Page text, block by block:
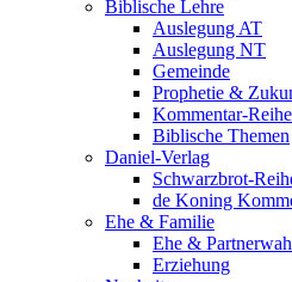
Biblische Lehre
Auslegung AT
Auslegung NT
Gemeinde
Prophetie &
Kommentar-
Biblische Themen
Daniel-Verlag
Schwarzbrot-
de Koning
Ehe & Familie
Ehe &
Erziehung